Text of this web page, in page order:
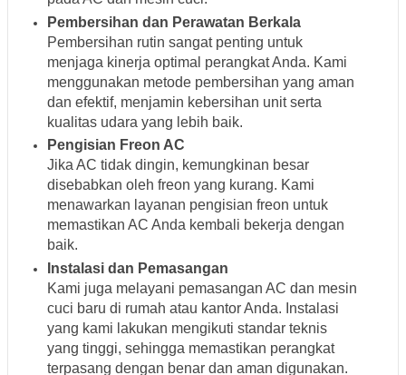
Pembersihan dan Perawatan Berkala
Pembersihan rutin sangat penting untuk
menjaga kinerja optimal perangkat Anda. Kami
menggunakan metode pembersihan yang aman
dan efektif, menjamin kebersihan unit serta
kualitas udara yang lebih baik.
Pengisian Freon AC
Jika AC tidak dingin, kemungkinan besar
disebabkan oleh freon yang kurang. Kami
menawarkan layanan pengisian freon untuk
memastikan AC Anda kembali bekerja dengan
baik.
Instalasi dan Pemasangan
Kami juga melayani pemasangan AC dan mesin
cuci baru di rumah atau kantor Anda. Instalasi
yang kami lakukan mengikuti standar teknis
yang tinggi, sehingga memastikan perangkat
terpasang dengan benar dan aman digunakan.